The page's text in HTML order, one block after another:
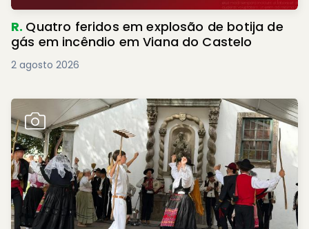
R. Quatro feridos em explosão de botija de
gás em incêndio em Viana do Castelo
2 agosto 2026